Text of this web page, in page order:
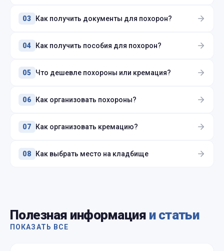
03 Как получить документы для похорон?
04 Как получить пособия для похорон?
05 Что дешевле похороны или кремация?
06 Как организовать похороны?
07 Как организовать кремацию?
08 Как выбрать место на кладбище
Полезная информация и статьи
ПОКАЗАТЬ ВСЕ